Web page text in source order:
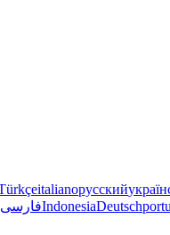
italianoрусский
فارسیIndonesiaDeutsch